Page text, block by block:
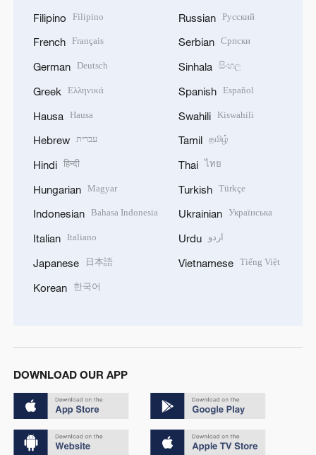
Filipino Filipino
French Français
German Deutsch
Greek Ελληνικά
Hausa Hausa
Hebrew עברית
Hindi हिन्दी
Hungarian Magyar
Indonesian Bahasa Indonesia
Italian Italiano
Japanese 日本語
Korean 한국어
Russian Русский
Serbian Српски
Sinhala සිංහල
Spanish Español
Swahili Kiswahili
Tamil தமிழ்
Thai ไทย
Turkish Türkçe
Ukrainian Українська
Urdu اردو
Vietnamese Tiếng Việt
DOWNLOAD OUR APP